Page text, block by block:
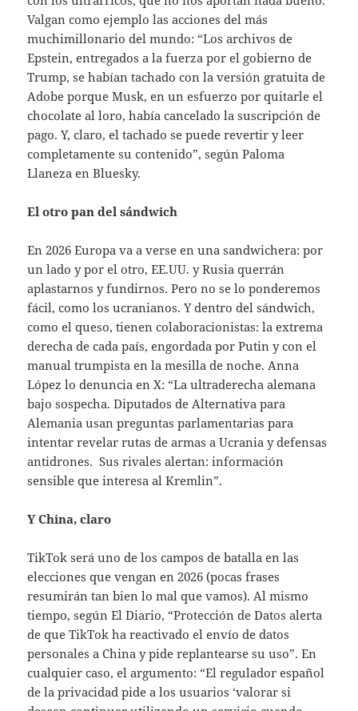
Valgan como ejemplo las acciones del más
muchimillonario del mundo: “Los archivos de
Epstein, entregados a la fuerza por el gobierno de
Trump, se habían tachado con la versión gratuita de
Adobe porque Musk, en un esfuerzo por quitarle el
chocolate al loro, había cancelado la suscripción de
pago. Y, claro, el tachado se puede revertir y leer
completamente su contenido”, según Paloma
Llaneza en Bluesky.
El otro pan del sándwich
En 2026 Europa va a verse en una sandwichera: por
un lado y por el otro, EE.UU. y Rusia querrán
aplastarnos y fundirnos. Pero no se lo ponderemos
fácil, como los ucranianos. Y dentro del sándwich,
como el queso, tienen colaboracionistas: la extrema
derecha de cada país, engordada por Putin y con el
manual trumpista en la mesilla de noche. Anna
López lo denuncia en X: “La ultraderecha alemana
bajo sospecha. Diputados de Alternativa para
Alemania usan preguntas parlamentarias para
intentar revelar rutas de armas a Ucrania y defensas
antidrones. Sus rivales alertan: información
sensible que interesa al Kremlin”.
Y China, claro
TikTok será uno de los campos de batalla en las
elecciones que vengan en 2026 (pocas frases
resumirán tan bien lo mal que vamos). Al mismo
tiempo, según El Diario, “Protección de Datos alerta
de que TikTok ha reactivado el envío de datos
personales a China y pide replantearse su uso”. En
cualquier caso, el argumento: “El regulador español
de la privacidad pide a los usuarios ‘valorar si